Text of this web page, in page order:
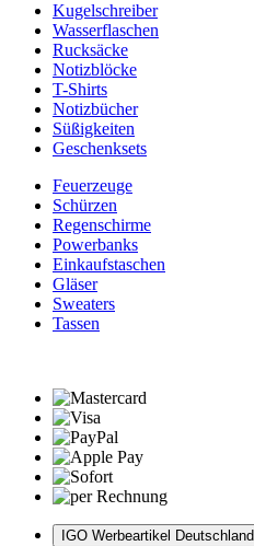
Kugelschreiber
Wasserflaschen
Rucksäcke
Notizblöcke
T-Shirts
Notizbücher
Süßigkeiten
Geschenksets
Feuerzeuge
Schürzen
Regenschirme
Powerbanks
Einkaufstaschen
Gläser
Sweaters
Tassen
IGO Werbeartikel Deutschland